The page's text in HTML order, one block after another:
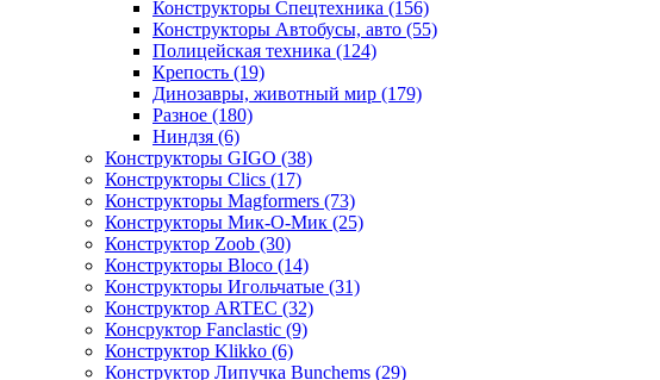
Конструкторы Спецтехника (156)
Конструкторы Автобусы, авто (55)
Полицейская техника (124)
Крепость (19)
Динозавры, животный мир (179)
Разное (180)
Ниндзя (6)
Конструкторы GIGO (38)
Конструкторы Clics (17)
Конструкторы Magformers (73)
Конструкторы Мик-О-Мик (25)
Конструктор Zoob (30)
Конструкторы Bloco (14)
Конструкторы Игольчатые (31)
Конструктор ARTEC (32)
Консруктор Fanclastic (9)
Конструктор Klikko (6)
Конструктор Липучка Bunchems (29)